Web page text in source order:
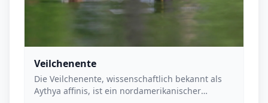
Veilchenente
Die Veilchenente, wissenschaftlich bekannt als
Aythya affinis, ist ein nordamerikanischer